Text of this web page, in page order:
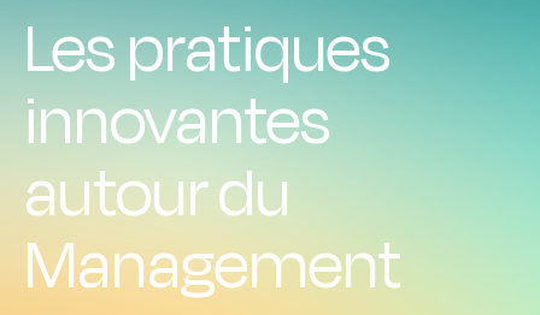
Les pratiques
innovantes
autour du
Management